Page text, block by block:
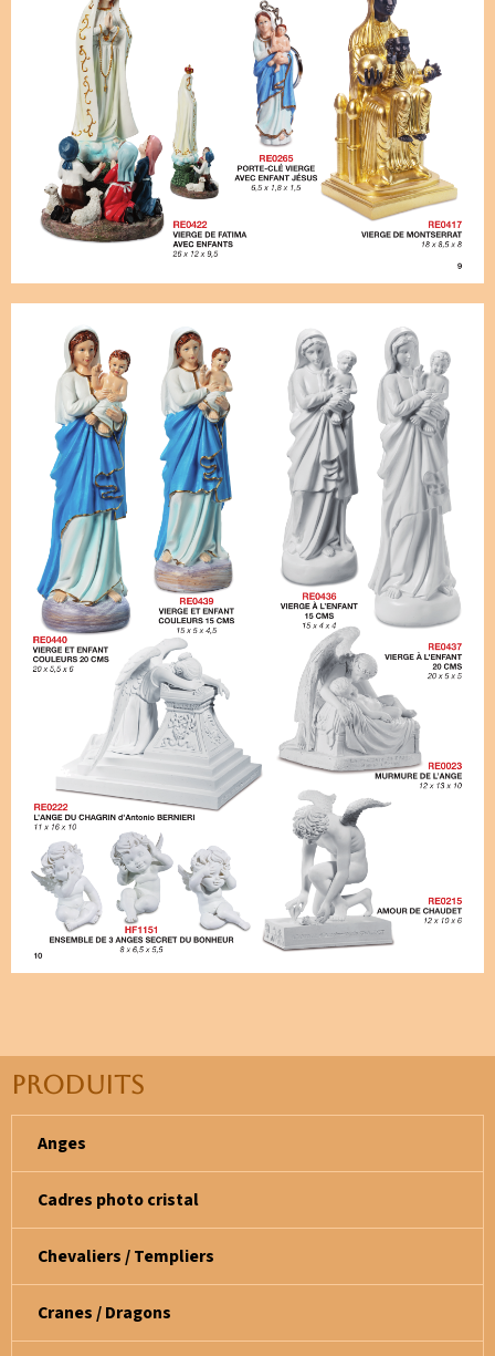
PRODUITS
Anges
Cadres photo cristal
Chevaliers / Templiers
Cranes / Dragons